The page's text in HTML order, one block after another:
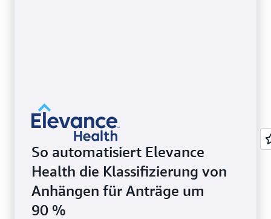
So automatisiert Elevance
Health die Klassifizierung von
Anhängen für Anträge um
90 %